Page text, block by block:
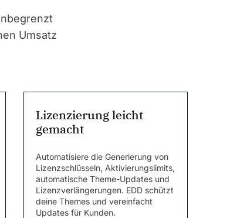
Umsatz
Lizenzierung leicht
gemacht
Automatisiere die Generierung von
Lizenzschlüsseln, Aktivierungslimits,
automatische Theme-Updates und
Lizenzverlängerungen. EDD schützt
deine Themes und vereinfacht
Updates für Kunden.